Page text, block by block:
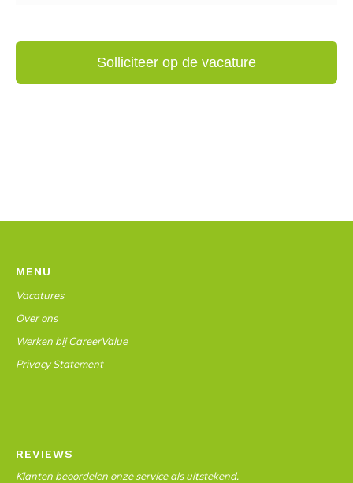
MENU
Vacatures
Over ons
Werken bij CareerValue
Privacy Statement
REVIEWS
Klanten beoordelen onze service als uitstekend.